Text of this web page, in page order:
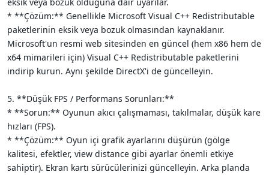
* **Çözüm:** Genellikle Microsoft Visual C++ Redistributable
paketlerinin eksik veya bozuk olmasından kaynaklanır.
Microsoft'un resmi web sitesinden en güncel (hem x86 hem de
x64 mimarileri için) Visual C++ Redistributable paketlerini
indirip kurun. Aynı şekilde DirectX'i de güncelleyin.
5. **Düşük FPS / Performans Sorunları:**
* **Sorun:** Oyunun akıcı çalışmaması, takılmalar, düşük kare
hızları (FPS).
* **Çözüm:** Oyun içi grafik ayarlarını düşürün (gölge
kalitesi, efektler, view distance gibi ayarlar önemli etkiye
sahiptir). Ekran kartı sürücülerinizi güncelleyin. Arka planda